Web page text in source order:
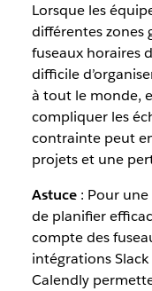
Lorsque les
différentes zones
fuseaux horaires
difficile
à tout le monde,
compliquer les
contrainte peut
projets et une
Astuce: Pour une
de planifier
compte des
intégrations
Calendly